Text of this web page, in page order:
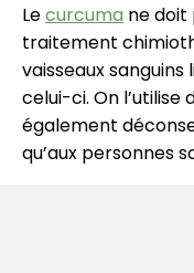
Lecurcuma ne doit
traitement
vaisseaux
celui-ci. On
également
qu’aux personnes